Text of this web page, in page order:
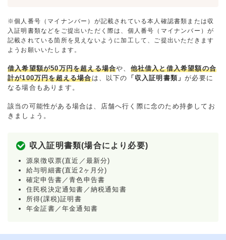
※個人番号（マイナンバー）が記載されている本人確認書類または収
入証明書類などをご提出いただく際は、個人番号（マイナンバー）が
記載されている箇所を見えないように加工して、ご提出いただきます
ようお願いいたします。
借入希望額が50万円を超える場合や、 他社借入と借入希望額の合
計が100万円を超える場合は、以下の 「収入証明書類」が必要に
なる場合もあります。
該当の可能性がある場合は、店舗へ行く際に念のため持参してお
きましょう。
収入証明書類(場合により必要)
源泉徴収票(直近／最新分)
給与明細書(直近2ヶ月分)
確定申告書／青色申告書
住民税決定通知書／納税通知書
所得(課税)証明書
年金証書／年金通知書